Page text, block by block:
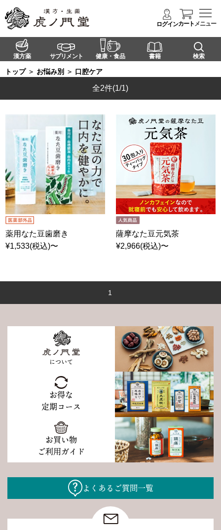
ログインカートメニュー
漢方薬 サプリメント 健康・食品 書籍 検索
トップ ＞ お悩み別 ＞ 口腔ケア
全2件(1/1)
薬用なた豆歯磨き
¥1,533(税込)〜
薩摩なた豆元気茶
¥2,966(税込)〜
1
について
お得な
定期コース
お買い物
ご利用ガイド
よくあるご質問一覧